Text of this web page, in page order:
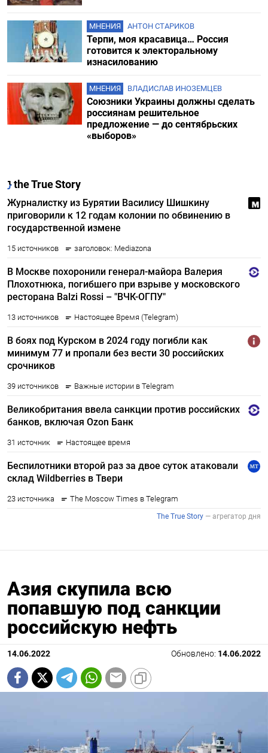
МНЕНИЯ АНТОН СТАРИКОВ
Терпи, моя красавица… Россия
готовится к электоральному
изнасилованию
МНЕНИЯ ВЛАДИСЛАВ ИНОЗЕМЦЕВ
Союзники Украины должны сделать
россиянам решительное
предложение — до сентябрьских
«выборов»
Азия скупила всю
попавшую под санкции
российскую нефть
14.06.2022 Обновлено: 14.06.2022